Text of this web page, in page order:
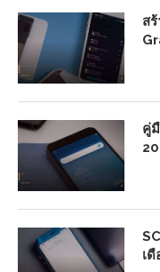
ส
คู่
เ